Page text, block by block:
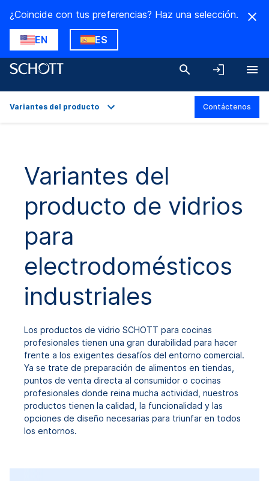
¿Coincide con tus preferencias? Haz una selección.
EN ES
Descargas
Variantes del producto Contáctenos
Variantes del
producto de vidrios
para
electrodomésticos
industriales
Los productos de vidrio SCHOTT para cocinas
profesionales tienen una gran durabilidad para hacer
frente a los exigentes desafíos del entorno comercial.
Ya se trate de preparación de alimentos en tiendas,
puntos de venta directa al consumidor o cocinas
profesionales donde reina mucha actividad, nuestros
productos tienen la calidad, la funcionalidad y las
opciones de diseño necesarias para triunfar en todos
los entornos.